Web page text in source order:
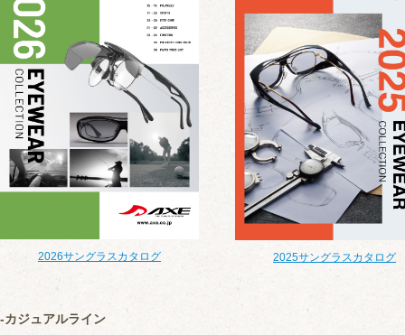
2026サングラスカタログ 2025サングラスカタログ
カジュアルライン